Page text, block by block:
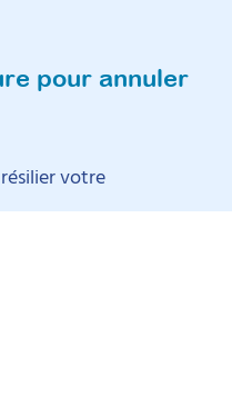
pour annuler
votre